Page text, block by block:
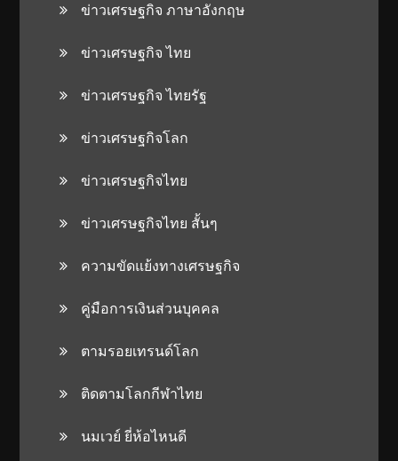
ข่าวเศรษฐกิจ ภาษาอังกฤษ
ข่าวเศรษฐกิจ ไทย
ข่าวเศรษฐกิจ ไทยรัฐ
ข่าวเศรษฐกิจโลก
ข่าวเศรษฐกิจไทย
ข่าวเศรษฐกิจไทย สั้นๆ
ความขัดแย้งทางเศรษฐกิจ
คู่มือการเงินส่วนบุคคล
ตามรอยเทรนด์โลก
ติดตามโลกกีฬาไทย
นมเวย์ ยี่ห้อไหนดี